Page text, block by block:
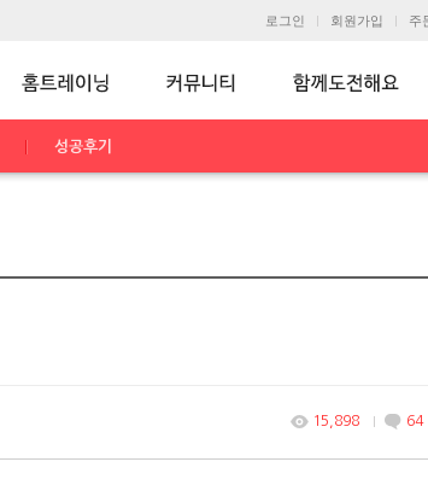
로그인 회원가입 주
성공후기
15,898 64